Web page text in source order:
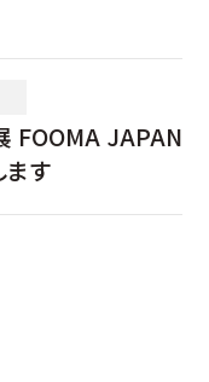
FOOMA JAPAN
す